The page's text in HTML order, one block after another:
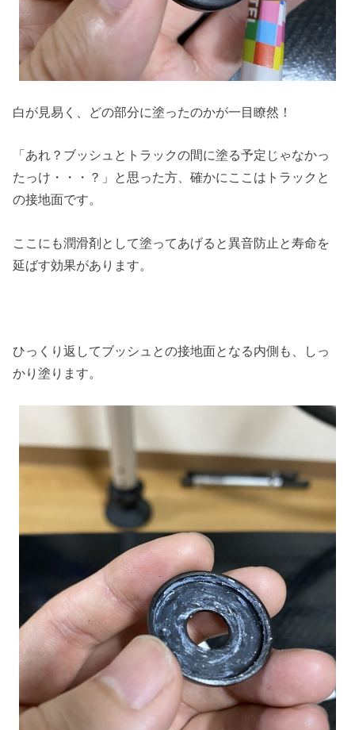
白が見易く、どの部分に塗ったのかが一目瞭然！
「あれ？ブッシュとトラックの間に塗る予定じゃなかっ
たっけ・・・？」と思った方、確かにここはトラックと
の接地面です。
ここにも潤滑剤として塗ってあげると異音防止と寿命を
延ばす効果があります。
ひっくり返してブッシュとの接地面となる内側も、しっ
かり塗ります。